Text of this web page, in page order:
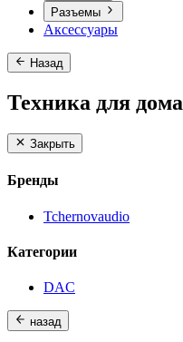
Разъемы
Аксессуары
Назад
Техника для дома
Закрыть
Бренды
Tchernovaudio
Категории
DAC
назад